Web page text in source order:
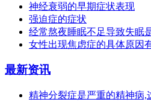
神经衰弱的早期症状表现
强迫症的症状
经常熬夜睡眠不足导致失眠
女性出现焦虑症的具体原因
最新资讯
精神分裂症是严重的精神病,